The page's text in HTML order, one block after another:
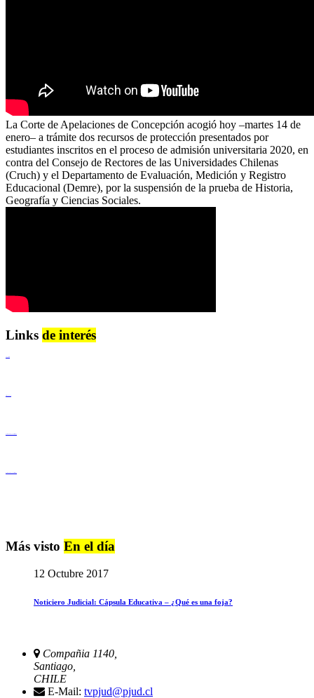
La Corte de Apelaciones de Concepción acogió hoy –martes 14 de
enero– a trámite dos recursos de protección presentados por
estudiantes inscritos en el proceso de admisión universitaria 2020, en
contra del Consejo de Rectores de las Universidades Chilenas
(Cruch) y el Departamento de Evaluación, Medición y Registro
Educacional (Demre), por la suspensión de la prueba de Historia,
Geografía y Ciencias Sociales.
Links de interés
Más visto En el día
12 Octubre 2017
Noticiero Judicial: Cápsula Educativa – ¿Qué es una foja?
Compañia 1140,
Santiago,
CHILE
E-Mail: tvpjud@pjud.cl